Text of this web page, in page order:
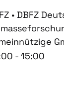
• DBFZ
- 15:00